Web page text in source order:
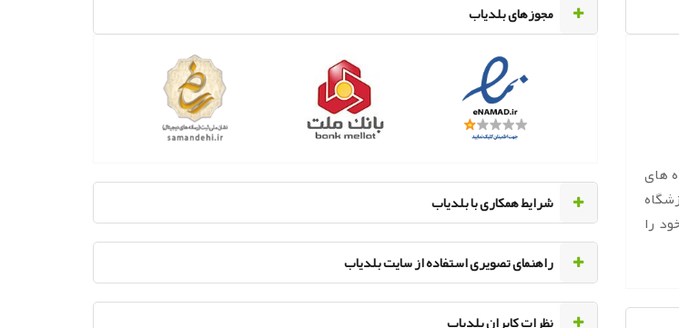
های
را
مجوزهای بلدیاب
‌شرایط همکاری با بلدیاب
راهنمای تصویری استفاده از سایت بلدیاب